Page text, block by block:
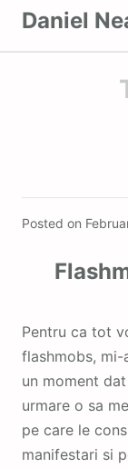
Daniel
Posted on
Pentru ca tot
flashmobs, mi-
un moment
urmare o sa
pe care le
manifestari si